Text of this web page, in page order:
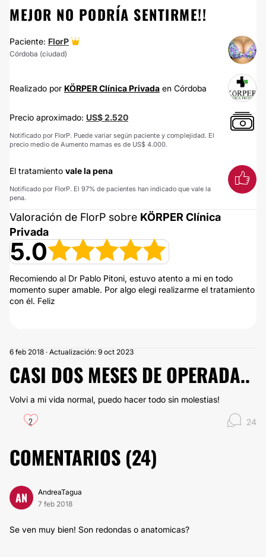
MEJOR NO PODRÍA SENTIRME!!
Paciente: FlorP
Córdoba (ciudad)
Realizado por KÖRPER Clínica Privada en Córdoba
Precio aproximado: US$ 2.520
Notificado por FlorP. Puede variar según paciente y complejidad. El
precio medio de Aumento mamas es de US$ 4.000.
El tratamiento vale la pena
Notificado por FlorP. El 97% de pacientes han indicado que vale la
pena.
Valoración de FlorP sobre KÖRPER Clínica
Privada
5.0
Recomiendo al Dr Pablo Pitoni, estuvo atento a mi en todo
momento super amable. Por algo elegi realizarme el tratamiento
con él. Feliz
6 feb 2018 · Actualización: 9 oct 2023
CASI DOS MESES DE OPERADA..
Volvi a mi vida normal, puedo hacer todo sin molestias!
2 24
COMENTARIOS (24)
AN
AndreaTagua
7 feb 2018
Se ven muy bien! Son redondas o anatomicas?